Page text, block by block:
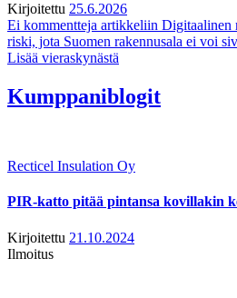
Kirjoitettu 25.6.2026
Ei kommentteja artikkeliin Digitaalinen
riski, jota Suomen rakennusala ei voi
Lisää vieraskynästä
Kumppaniblogit
Recticel Insulation Oy
PIR-katto pitää pintansa kovillakin
Kirjoitettu 21.10.2024
Ilmoitus